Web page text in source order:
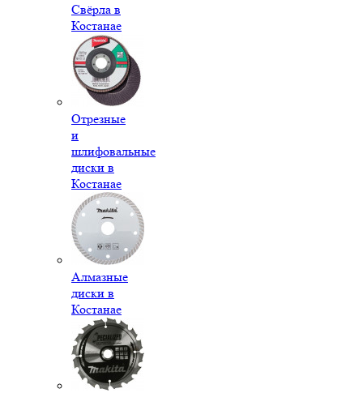
Свёрла в
Костанае
Отрезные
и
шлифовальные
диски в
Костанае
Алмазные
диски в
Костанае